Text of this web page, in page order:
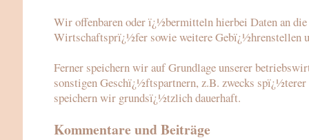
Wir offenbaren oder ï¿½bermitteln hierbei Daten an
Wirtschaftsprï¿½fer sowie weitere Gebï¿½hrenstellen
Ferner speichern wir auf Grundlage unserer
sonstigen Geschï¿½ftspartnern, z.B. zwecks
speichern wir grundsï¿½tzlich dauerhaft.
Kommentare und Beiträge